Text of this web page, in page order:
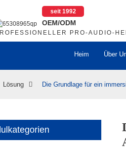
seit 1992
OEM/ODM
PRO-AUDIO-
Heim Über
Lösung Die Grundlage für ein